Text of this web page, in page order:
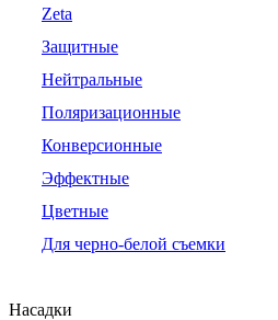
Zeta
Защитные
Нейтральные
Поляризационные
Конверсионные
Эффектные
Цветные
Для черно-белой съемки
Насадки